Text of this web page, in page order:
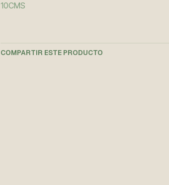
10CMS
COMPARTIR ESTE PRODUCTO